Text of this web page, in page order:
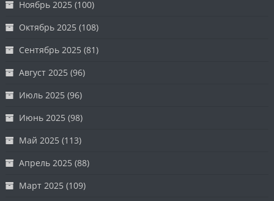
Ноябрь 2025 (100)
Октябрь 2025 (108)
Сентябрь 2025 (81)
Август 2025 (96)
Июль 2025 (96)
Июнь 2025 (98)
Май 2025 (113)
Апрель 2025 (88)
Март 2025 (109)